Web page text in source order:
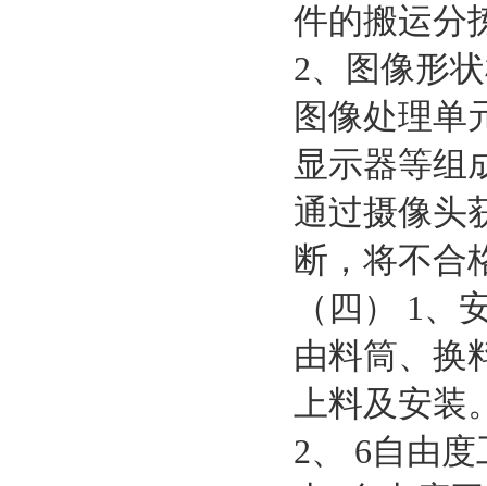
件的搬运分
2、图像形
图像处理单
显示器等组
通过摄像头
断，将不合
（四） 1、
由料筒、换
上料及安装
2、 6自由